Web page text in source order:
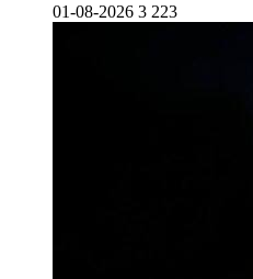
01-08-2026 3 223